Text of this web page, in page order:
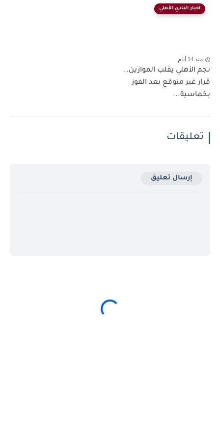
اخبار النادي الأهلي
منذ 14 أيام
نجم الأهلي يقلب الموازين..
قرار غير متوقع بعد الفوز
بخماسية...
تعليقات
إرسال تعليق